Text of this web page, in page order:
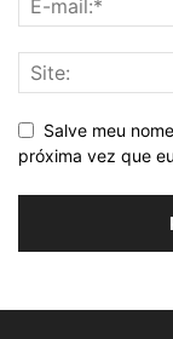
Salve meu
próxima vez que